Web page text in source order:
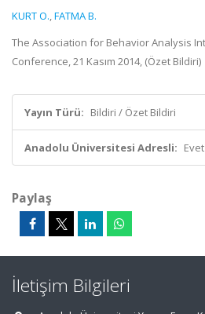
KURT O.,FATMA B.
The Association for Behavior Analysis
Conference, 21 Kasım 2014, (Özet Bildiri)
Yayın Türü: Bildiri / Özet Bildiri
Anadolu Üniversitesi Adresli: Evet
Paylaş
İletişim Bilgileri